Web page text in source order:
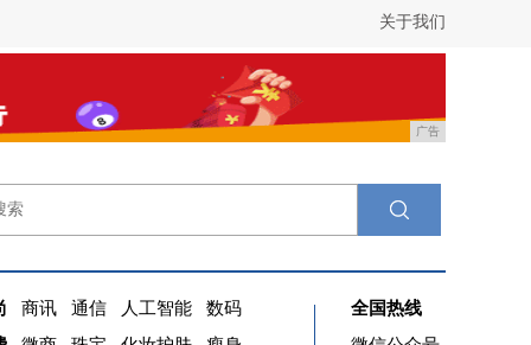
关于我们
广告
商讯 通信 人工智能
数码
全国热线